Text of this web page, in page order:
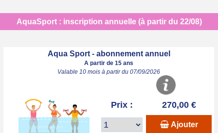
AquaSport : inscription annuelle (à partir du 22/08)
Aqua Sport - abonnement annuel
A partir de 15 ans
Valable 10 mois à partir du 07/09/2026
Prix : 270,00 €
Ajouter